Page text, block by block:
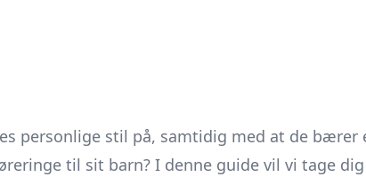
personlige stil på, samtidig med at de bærer
til sit barn? I denne guide vil vi tage